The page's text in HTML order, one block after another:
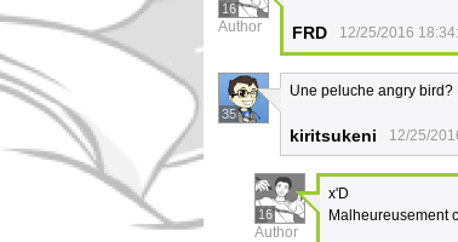
16
Author FRD 12/25/2016
35
Une peluche angry bird?
kiritsukeni 12/25/
16
Author
x'D
Malheureusement